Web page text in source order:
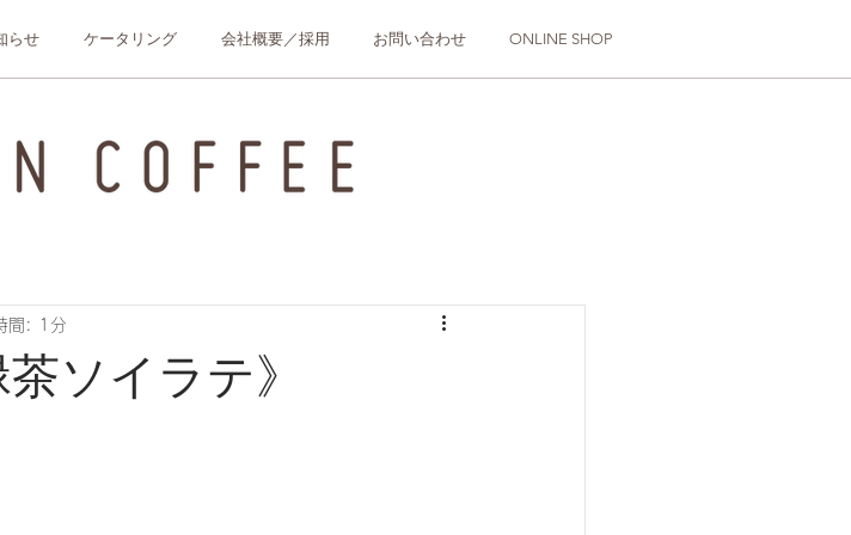
らせ ケータリング 会社概要／採用 お問い合わせ ONLINE SHOP
ソイラテ》
間: 1分